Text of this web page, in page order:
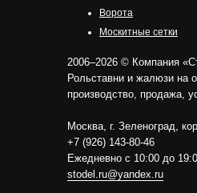
Ворота
Москитные сетки
2006–2026 © Компания
Рольставни и жалюзи на
производство, продажа,
Москва, г. Зеленоград,
+7 (926) 143-80-46
Ежедневно с 10:00 до
stodel.ru@yandex.ru